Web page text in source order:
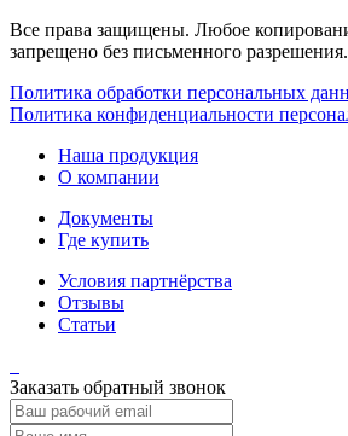
Все права защищены. Любое
запрещено без письменного разрешения.
Политика обработки персональных
Политика конфиденциальности
Наша продукция
О компании
Документы
Где купить
Условия партнёрства
Отзывы
Статьи
Заказать обратный звонок